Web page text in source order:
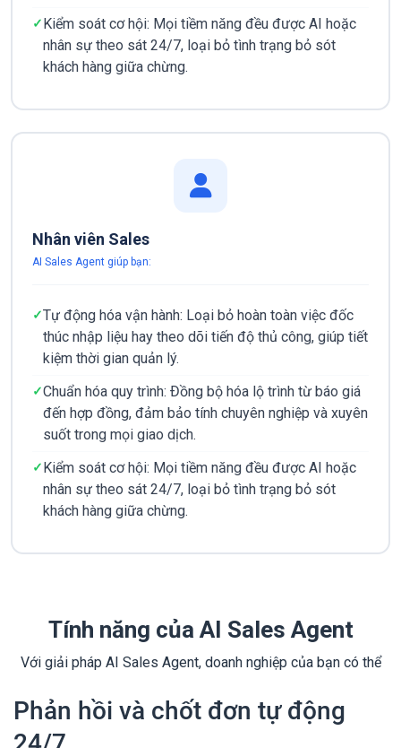
Kiểm soát cơ hội: Mọi tiềm năng đều được AI hoặc
nhân sự theo sát 24/7, loại bỏ tình trạng bỏ sót
khách hàng giữa chừng.
Nhân viên Sales
AI Sales Agent giúp bạn:
Tự động hóa vận hành: Loại bỏ hoàn toàn việc đốc
thúc nhập liệu hay theo dõi tiến độ thủ công, giúp tiết
kiệm thời gian quản lý.
Chuẩn hóa quy trình: Đồng bộ hóa lộ trình từ báo giá
đến hợp đồng, đảm bảo tính chuyên nghiệp và xuyên
suốt trong mọi giao dịch.
Kiểm soát cơ hội: Mọi tiềm năng đều được AI hoặc
nhân sự theo sát 24/7, loại bỏ tình trạng bỏ sót
khách hàng giữa chừng.
Tính năng của AI Sales Agent
Với giải pháp AI Sales Agent, doanh nghiệp của bạn có thể
Phản hồi và chốt đơn tự động